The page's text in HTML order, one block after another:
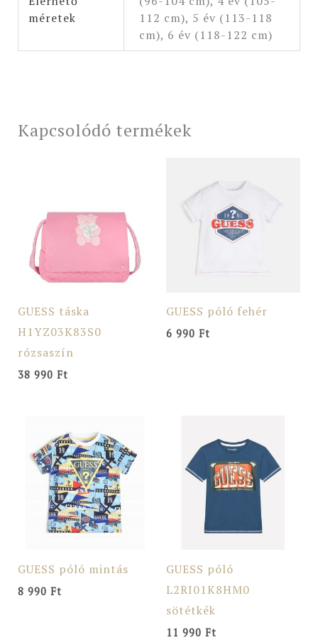
méretek
112 cm), 5 év (113-118
cm), 6 év (118-122 cm)
Kapcsolódó termékek
GUESS táska
H1YZ03K83S0
rózsaszín
38 990 Ft
GUESS póló fehér
6 990 Ft
GUESS póló mintás
8 990 Ft
GUESS póló
L2RI01K8HM0
sötétkék
11 990 Ft